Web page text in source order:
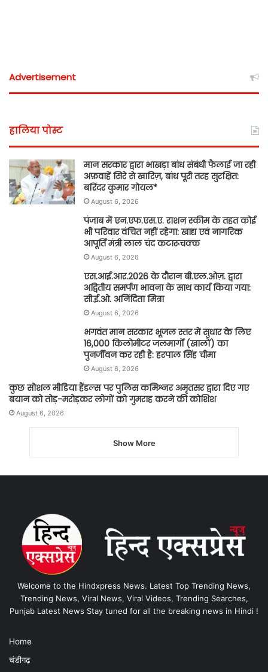
Advertisement
हालिया पोस्ट
मान सरकार द्वारा भाखड़ा बांध संबंधी फैलाई जा रही
अफ़वाहें सिरे से खारिज़, बांध पूरी तरह सुरक्षित:
बरिंदर कुमार गोयल*
August 6, 2026
पंजाब में एन.एफ.एस.ए. राशन स्कीम के तहत कोई
भी परिवार वंचित नहीं रहेगा: खाद्य एवं नागरिक
आपूर्ति मंत्री लाल चंद कटारूचक्क
August 6, 2026
एस.आई.आर.2026 के दौरान बी.एल.ओज़. द्वारा
अद्वितीय समर्पण भावना के साथ कार्य किया गया:
सी.ई.ओ. अनिंदिता मित्रा
August 6, 2026
भगवंत मान सरकार भूजल स्तर में सुधार के लिए
16,000 किलोमीटर जलमार्गों (खालों) का
पुनर्जीवन कर रही है: हरपाल सिंह चीमा
August 6, 2026
कुछ सोशल मीडिया हैंडल्स पर पुलिस कमिश्नर अमृतसर द्वारा दिए गए
बयान को तोड़-मरोड़कर लोगों को गुमराह करने की कोशिश
August 6, 2026
Show More
Welcome to the Hindxpress News. Latest Top Trending News,
Trending News, Viral News, Viral Videos, Trending Searches,
Punjab Latest News Stay tuned for all the breaking news in Hindi !
Home
चंडीगढ़